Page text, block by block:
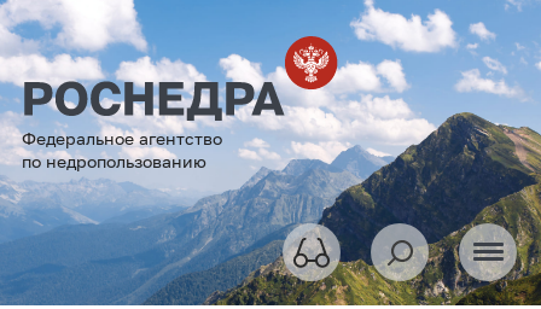
Федеральное агентство
по недропользованию